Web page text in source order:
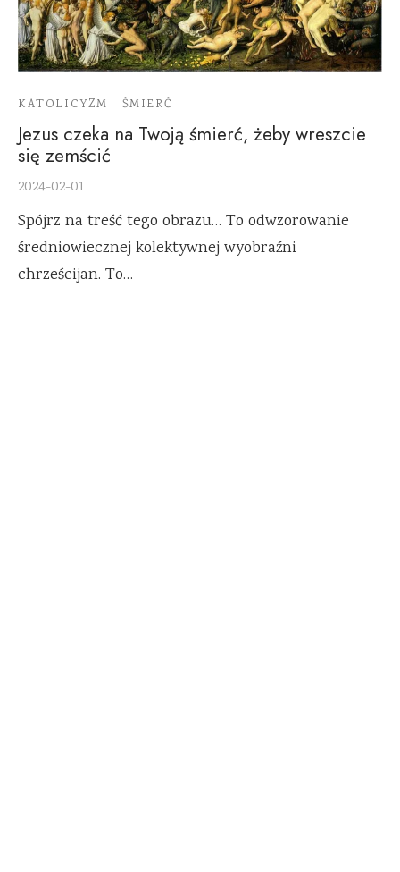
KATOLICYZM ŚMIERĆ
Jezus czeka na Twoją śmierć, żeby wreszcie
się zemścić
2024-02-01
Spójrz na treść tego obrazu… To odwzorowanie
średniowiecznej kolektywnej wyobraźni
chrześcijan. To…